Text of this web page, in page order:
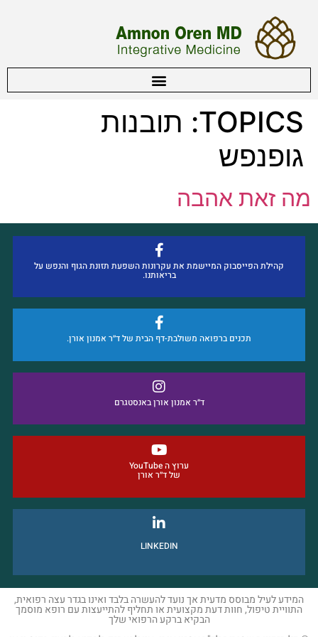
TOPICS: תובנות
גופנפש
מה זאת אהבה
קהילת הפייסבוק המיישמת את עקרונות השפעת תזונת הגוף והנפש על
בריאותנו.
תכנים ברפואה משולבת-דף הבית של ד״ר אמנון אורן.
ד״ר אמנון אורן באנסטגרם
ערוץ ה YouTube
של ד״ר אורן
LINKEDIN
המידע לעיל מבוסס מדעית אך נועד להעשרה בלבד ואינו בגדר עצה רפואית,
התוויית טיפול, חוות דעת מקצועית או תחליף להתייעצות עם רופא מוסמך
הבקיא ברקע הרפואי שלך